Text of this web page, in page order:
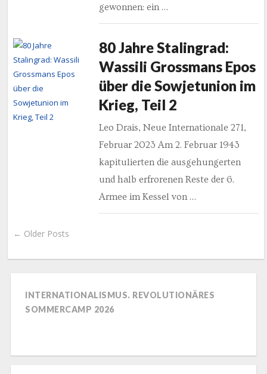
gewonnen: ein …
80 Jahre Stalingrad:
Wassili Grossmans Epos
über die Sowjetunion im
Krieg, Teil 2
Leo Drais, Neue Internationale 271,
Februar 2023 Am 2. Februar 1943
kapitulierten die ausgehungerten
und halb erfrorenen Reste der 6.
Armee im Kessel von …
← Older Posts
INTERNATIONALISMUS. REVOLUTIONÄRES
SOMMERCAMP 2026